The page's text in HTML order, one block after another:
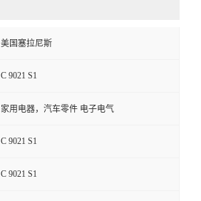
美国塞拉尼斯
C 9021 S1
家用电器，汽车零件 电子电气
C 9021 S1
C 9021 S1